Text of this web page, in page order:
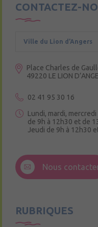
CONTACTEZ-
Ville du Lion d’Angers
Place Charles de
49220 LE LION
02 41 95 30 16
Lundi, mardi,
de 9h à 12h30 et de
Jeudi de 9h à 12h30
49220 Andigné
Nous
RUBRIQUES